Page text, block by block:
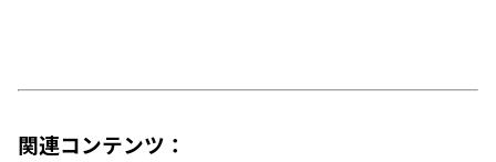
関連コンテンツ：